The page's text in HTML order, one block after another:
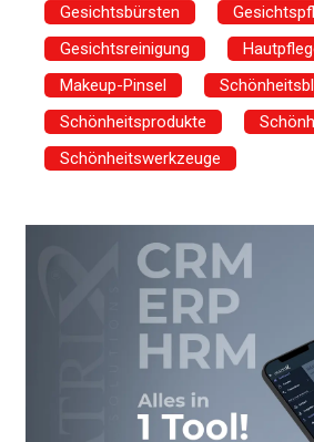
Gesichtsbürsten
Gesichtsreinigung
Makeup-Pinsel
Schönheitsprodukte
Schönheitswerkzeuge